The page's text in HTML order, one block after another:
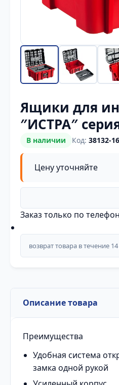
Ящики для
″ИСТРА″
В наличии Код: 38132-16
Цену уточняйте
Заказ только по
возврат товара в течение
Описание товара
Преимущества
Удобная система
замка одной рукой